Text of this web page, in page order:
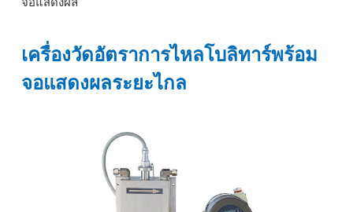
เครื่องวัดอัตราการไหลโบลิทาร์พร้อม
จอแสดงผลระยะไกล